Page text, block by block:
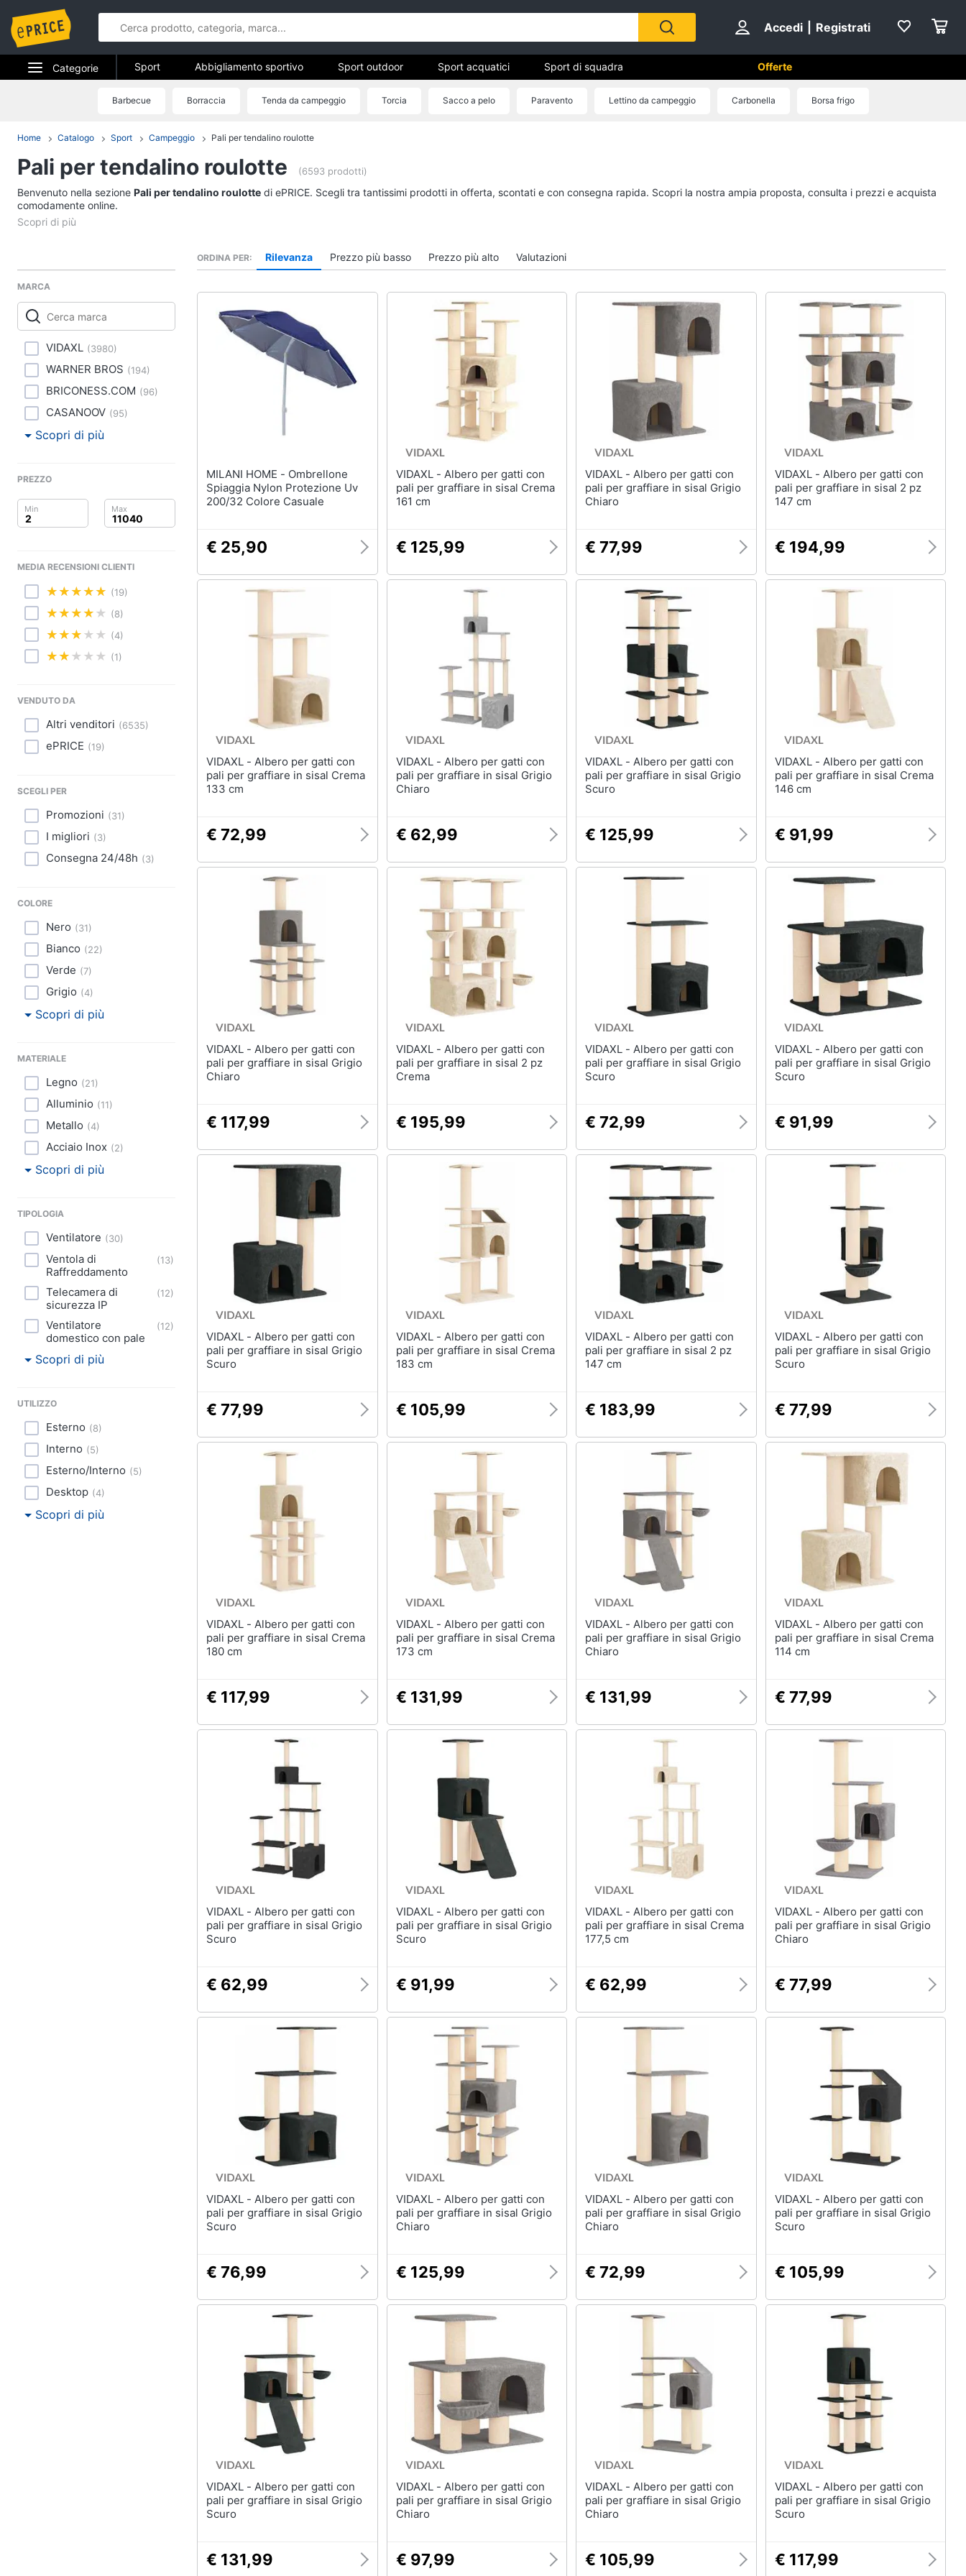
Accedi Registrati
Categorie
Elettrodomestici
Telefonia
Tv e Home Cinema
Smart home
Clima
Arredo
Brico e Giardinaggio
Salute e igiene
Prima infanzia
Abbigliamento
Libri, cd e dvd
Promozioni
Sport
Abbigliamento sportivo
T-shirt
Vedi tutti Vedi tutti Vedi tutti
Tapis roulant
Cronometro
Tapis roulant elettrico
Magnesio supremo
Borraccia termica
Sport Abbigliamento sportivo Sport outdoor Sport acquatici Sport di squadra Offerte
Barbecue Borraccia Tenda da campeggio Torcia Sacco a pelo Paravento Lettino da campeggio Carbonella Borsa frigo
Home Catalogo Sport Campeggio Pali per tendalino roulotte
Pali per tendalino roulotte (6593 prodotti)
Benvenuto nella sezione Pali per tendalino roulotte di ePRICE. Scegli tra tantissimi prodotti in offerta, scontati e con consegna rapida. Scopri la nostra ampia proposta, consulta i prezzi e acquista
comodamente online.
MARCA
VIDAXL (3980)
WARNER BROS (194)
BRICONESS.COM (96)
CASANOOV (95)
Scopri di più
PREZZO
MEDIA RECENSIONI CLIENTI
(19)
(8)
(4)
(1)
VENDUTO DA
Altri venditori (6535)
ePRICE (19)
SCEGLI PER
Promozioni (31)
I migliori (3)
Consegna 24/48h (3)
COLORE
Nero (31)
Bianco (22)
Verde (7)
Grigio (4)
Scopri di più
MATERIALE
Legno (21)
Alluminio (11)
Metallo (4)
Acciaio Inox (2)
Scopri di più
TIPOLOGIA
Ventilatore (30)
Ventola di
Raffreddamento
(13)
Telecamera di
sicurezza IP
(12)
Ventilatore
domestico con pale
(12)
Scopri di più
UTILIZZO
Esterno (8)
Interno (5)
Esterno/Interno (5)
Desktop (4)
Scopri di più
ORDINA PER Rilevanza Prezzo più basso Prezzo più alto Valutazioni
MILANI HOME - Ombrellone
Spiaggia Nylon Protezione Uv
200/32 Colore Casuale
€ 25,90
VIDAXL - Albero per gatti con
pali per graffiare in sisal Crema
161 cm
€ 125,99
VIDAXL - Albero per gatti con
pali per graffiare in sisal Grigio
Chiaro
€ 77,99
VIDAXL - Albero per gatti con
pali per graffiare in sisal 2 pz
147 cm
€ 194,99
VIDAXL - Albero per gatti con
pali per graffiare in sisal Crema
133 cm
€ 72,99
VIDAXL - Albero per gatti con
pali per graffiare in sisal Grigio
Chiaro
€ 62,99
VIDAXL - Albero per gatti con
pali per graffiare in sisal Grigio
Scuro
€ 125,99
VIDAXL - Albero per gatti con
pali per graffiare in sisal Crema
146 cm
€ 91,99
VIDAXL - Albero per gatti con
pali per graffiare in sisal Grigio
Chiaro
€ 117,99
VIDAXL - Albero per gatti con
pali per graffiare in sisal 2 pz
Crema
€ 195,99
VIDAXL - Albero per gatti con
pali per graffiare in sisal Grigio
Scuro
€ 72,99
VIDAXL - Albero per gatti con
pali per graffiare in sisal Grigio
Scuro
€ 91,99
VIDAXL - Albero per gatti con
pali per graffiare in sisal Grigio
Scuro
€ 77,99
VIDAXL - Albero per gatti con
pali per graffiare in sisal Crema
183 cm
€ 105,99
VIDAXL - Albero per gatti con
pali per graffiare in sisal 2 pz
147 cm
€ 183,99
VIDAXL - Albero per gatti con
pali per graffiare in sisal Grigio
Scuro
€ 77,99
VIDAXL - Albero per gatti con
pali per graffiare in sisal Crema
180 cm
€ 117,99
VIDAXL - Albero per gatti con
pali per graffiare in sisal Crema
173 cm
€ 131,99
VIDAXL - Albero per gatti con
pali per graffiare in sisal Grigio
Chiaro
€ 131,99
VIDAXL - Albero per gatti con
pali per graffiare in sisal Crema
114 cm
€ 77,99
VIDAXL - Albero per gatti con
pali per graffiare in sisal Grigio
Scuro
€ 62,99
VIDAXL - Albero per gatti con
pali per graffiare in sisal Grigio
Scuro
€ 91,99
VIDAXL - Albero per gatti con
pali per graffiare in sisal Crema
177,5 cm
€ 62,99
VIDAXL - Albero per gatti con
pali per graffiare in sisal Grigio
Chiaro
€ 77,99
VIDAXL - Albero per gatti con
pali per graffiare in sisal Grigio
Scuro
€ 76,99
VIDAXL - Albero per gatti con
pali per graffiare in sisal Grigio
Chiaro
€ 125,99
VIDAXL - Albero per gatti con
pali per graffiare in sisal Grigio
Chiaro
€ 72,99
VIDAXL - Albero per gatti con
pali per graffiare in sisal Grigio
Scuro
€ 105,99
VIDAXL - Albero per gatti con
pali per graffiare in sisal Grigio
Scuro
€ 131,99
VIDAXL - Albero per gatti con
pali per graffiare in sisal Grigio
Chiaro
€ 97,99
VIDAXL - Albero per gatti con
pali per graffiare in sisal Grigio
Chiaro
€ 105,99
VIDAXL - Albero per gatti con
pali per graffiare in sisal Grigio
Scuro
€ 117,99